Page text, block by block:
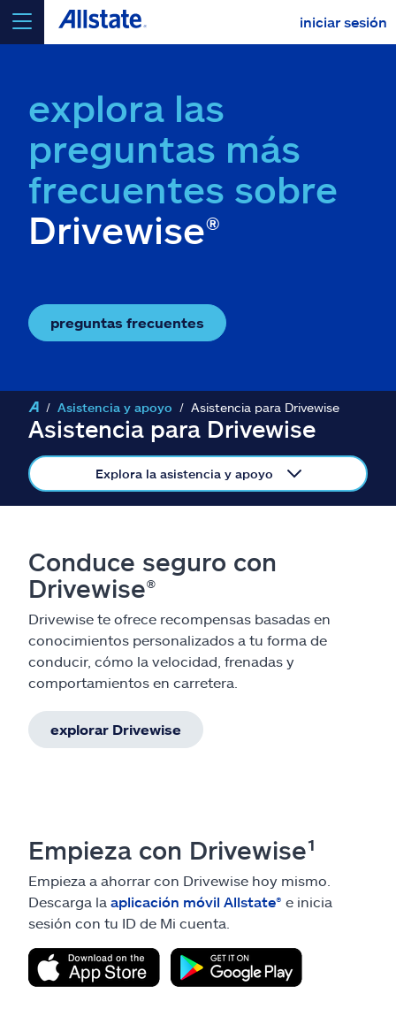
iniciar sesión
Select a Product
ir
Reclamos
Buscar agente
Ashburn, VA 20146
English
explora las
preguntas más
frecuentes sobre
Drivewise®
preguntas frecuentes
Asistencia y apoyo Asistencia para Drivewise
Asistencia para Drivewise
Explora la asistencia y apoyo
Conduce seguro con
Drivewise®
Drivewise te ofrece recompensas basadas en
conocimientos personalizados a tu forma de
conducir, cómo la velocidad, frenadas y
comportamientos en carretera.
explorar Drivewise
Empieza con Drivewise¹
Empieza a ahorrar con Drivewise hoy mismo.
Descarga la aplicación móvil Allstate® e inicia
sesión con tu ID de Mi cuenta.